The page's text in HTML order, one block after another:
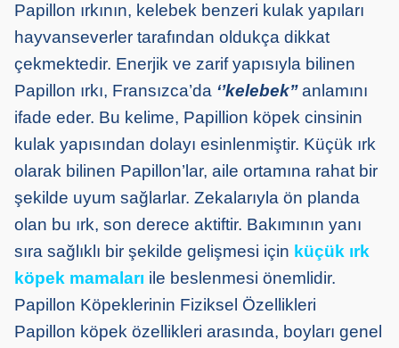
Papillon ırkının, kelebek benzeri kulak yapıları
hayvanseverler tarafından oldukça dikkat
çekmektedir. Enerjik ve zarif yapısıyla bilinen
Papillon ırkı, Fransızca’da ‘’kelebek’’anlamını
ifade eder. Bu kelime, Papillion köpek cinsinin
kulak yapısından dolayı esinlenmiştir. Küçük ırk
olarak bilinen Papillon’lar, aile ortamına rahat bir
şekilde uyum sağlarlar. Zekalarıyla ön planda
olan bu ırk, son derece aktiftir. Bakımının yanı
sıra sağlıklı bir şekilde gelişmesi için küçük ırk
köpek mamaları ile beslenmesi önemlidir.
Papillon Köpeklerinin Fiziksel Özellikleri
Papillon köpek özellikleri arasında, boyları genel